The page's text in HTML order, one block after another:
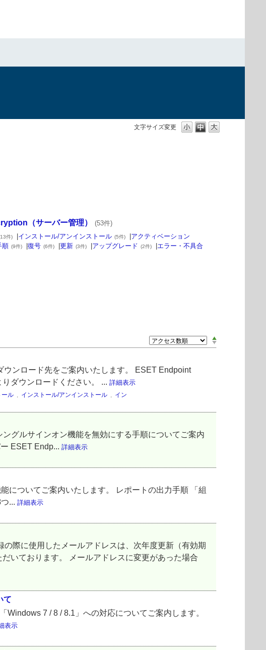
文字サイズ変更
（サーバー管理）
(53件)
件) インストール/アンインストール (5件) アクティベーション
順 (9件) 復号 (6件) 更新 (3件) アップグレード (2件) エラー・不具合
ンロード先をご案内いたします。 ESET Endpoint
ダウンロードください。 ... 詳細表示
ール , インストール/アンインストール , イン
グルサインオン機能を無効にする手順についてご案内
ESET Endp... 詳細表示
についてご案内いたします。 レポートの出力手順 「組
... 詳細表示
際に使用したメールアドレスは、次年度更新（有効期
いております。 メールアドレスに変更があった場合
て
7 / 8 / 8.1」への対応についてご案内します。
表示